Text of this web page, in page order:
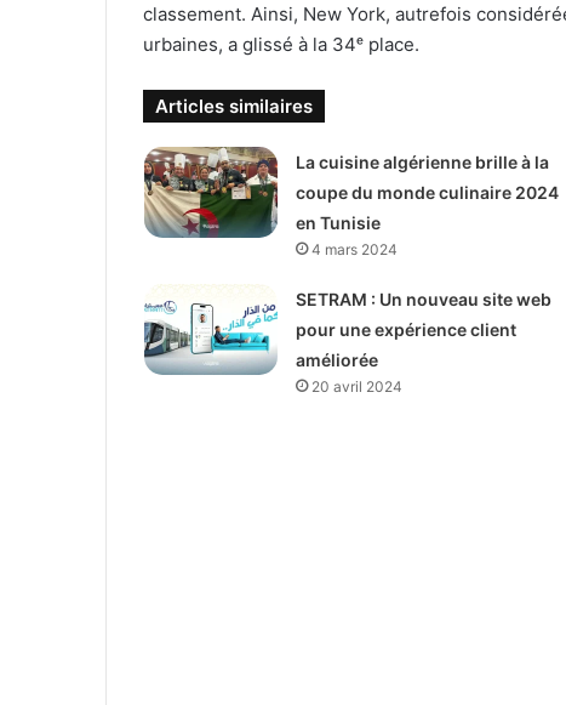
classement. Ainsi, New York, autrefois
urbaines, a glissé à la 34ᵉ place.
Articles similaires
La cuisine algérienne brille à la
coupe du monde culinaire 2024
en Tunisie
4 mars 2024
SETRAM : Un nouveau site web
pour une expérience client
améliorée
20 avril 2024